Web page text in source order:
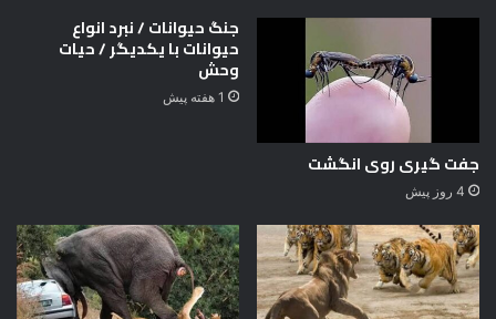
+
س
د
ر
ت
خ
جفت گیری روی انگشت
4 روز پیش
جنگ حیوانات / نبرد انواع
حیوانات با یکدیگر / حیات
وحش
1 هفته پیش